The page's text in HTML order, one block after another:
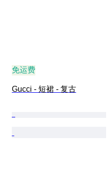
免运费
Gucci - 短裙 - 复古